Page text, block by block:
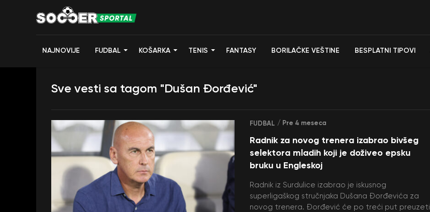
NAJNOVIJE FUDBAL KOŠARKA TENIS FANTASY BORILAČKE VEŠTINE BESPLATNI TIPOVI
Sve vesti sa tagom "Dušan Đorđević"
FUDBAL / Pre 4 meseca
Radnik za novog trenera izabrao bivšeg
selektora mladih koji je doživeo epsku
bruku u Engleskoj
Radnik iz Surdulice izabrao je iskusnog
superligaškog stručnjaka Dušana Đorđevića za
novog trenera. Đorđević će po treći put preuzeti